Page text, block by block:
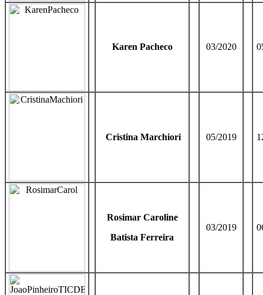
Karen Pacheco 03/2020
Cristina Marchiori 05/2019
Rosimar Caroline
Batista Ferreira
03/2019